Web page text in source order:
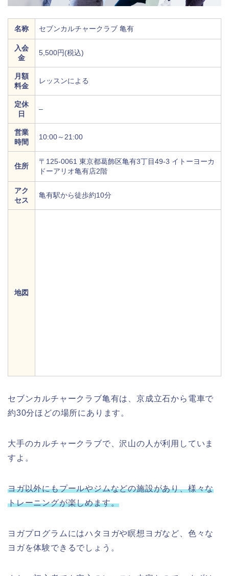
名称 セブンカルチャークラブ 亀有
入会
金
5,500円(税込)
月額
料金
レッスンによる
定休
日
–
営業
時間
10:00～21:00
住所
〒125-0061 東京都葛飾区亀有3丁目49-3 イトーヨーカ
ドーアリオ亀有店2階
アク
セス
亀有駅から徒歩約10分
地図
セブンカルチャークラブ亀有は、京成立石から電車で
約30分ほどの場所にあります。
大手のカルチャークラブで、沢山の人が利用していま
すよ。
ヨガ以外にもプールやジムなどの施設があり、様々な
トレーニングが楽しめます。
ヨガプログラムにはハタヨガや瞑想ヨガなど、色々な
ヨガを体験できるでしょう。